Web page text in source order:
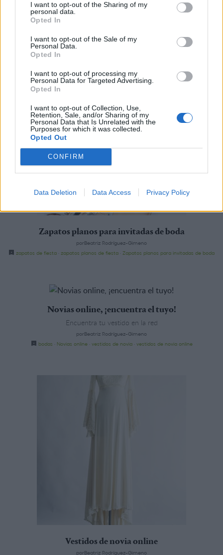
I want to opt-out of the Sharing of my
personal data.
Opted In
I want to opt-out of the Sale of my
Personal Data.
Opted In
I want to opt-out of processing my
Personal Data for Targeted Advertising.
Opted In
I want to opt-out of Collection, Use,
Retention, Sale, and/or Sharing of my
Personal Data that Is Unrelated with the
Purposes for which it was collected.
Opted Out
CONFIRM
Data Deletion Data Access Privacy Policy
Las mejores alternativas al tacón
Zapatos planos para invitadas de boda
porBeatriz Rodríguez-Gimeno
zapatos de fiesta zapatos planos de fiesta Zapatos planos para invitadas de boda
Novias online, ¡encuentra el tuyo!
Encuentra tu vestido en la red
porBeatriz Rodríguez-Gimeno
bodas
Novias online· vestidos de novia· vestidos de novia online
Vestidos de novia online
porBeatriz Rodríguez-Gimeno